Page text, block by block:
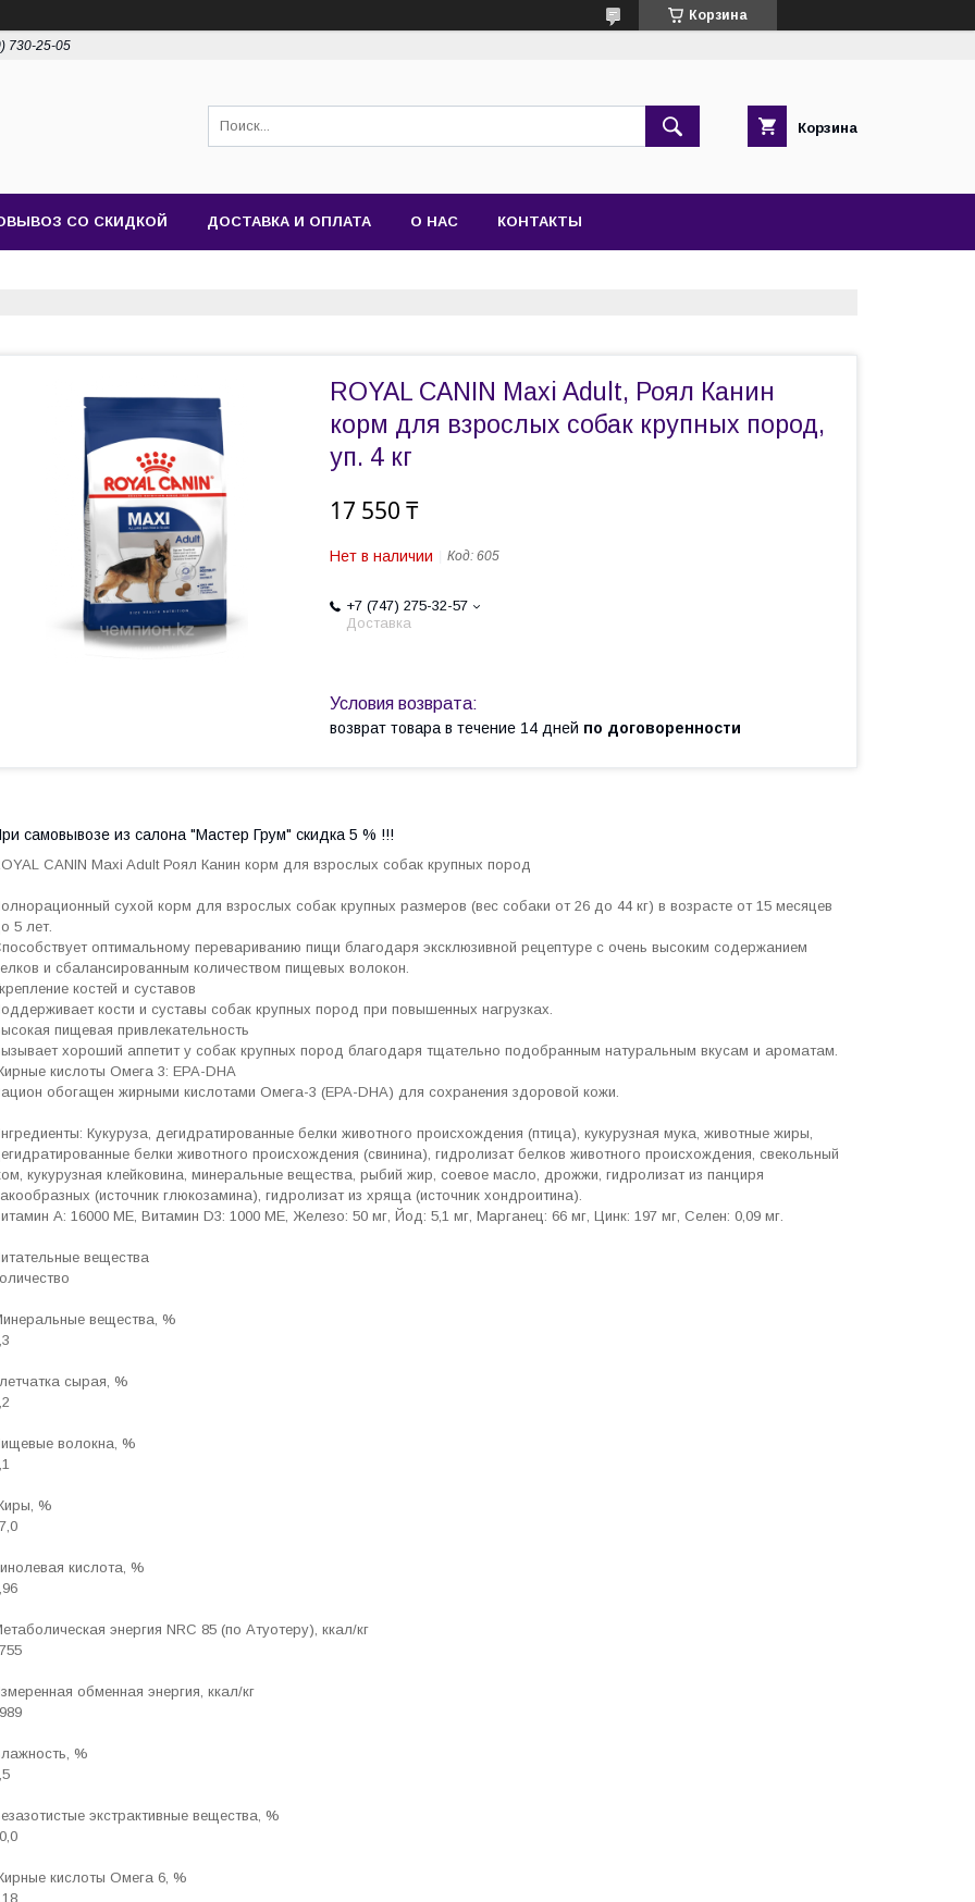
Корзина
730-25-05
Корзина
СО СКИДКОЙ ДОСТАВКА И ОПЛАТА О НАС КОНТАКТЫ
ROYAL CANIN Maxi Adult, Роял Канин
корм для взрослых собак крупных пород,
уп. 4 кг
17 550 ₸
Нет в наличии Код: 605
+7 (747) 275-32-57
Доставка
возврат товара в течение 14 дней по договоренности
самовывозе из салона "Мастер Грум" скидка 5 % !!!
CANIN Maxi Adult Роял Канин корм для взрослых собак крупных пород
сухой корм для взрослых собак крупных размеров (вес собаки от 26 до 44 кг) в возрасте от 15 месяцев
5 лет.
оптимальному перевариванию пищи благодаря эксклюзивной рецептуре с очень высоким содержанием
и сбалансированным количеством пищевых волокон.
костей и суставов
кости и суставы собак крупных пород при повышенных нагрузках.
пищевая привлекательность
хороший аппетит у собак крупных пород благодаря тщательно подобранным натуральным вкусам и ароматам.
кислоты Омега 3: EPA-DHA
обогащен жирными кислотами Омега-3 (EPA-DHA) для сохранения здоровой кожи.
Кукуруза, дегидратированные белки животного происхождения (птица), кукурузная мука, животные жиры,
белки животного происхождения (свинина), гидролизат белков животного происхождения, свекольный
кукурузная клейковина, минеральные вещества, рыбий жир, соевое масло, дрожжи, гидролизат из панциря
(источник глюкозамина), гидролизат из хряща (источник хондроитина).
A: 16000 ME, Витамин D3: 1000 ME, Железо: 50 мг, Йод: 5,1 мг, Марганец: 66 мг, Цинк: 197 мг, Ceлeн: 0,09 мг.
вещества
вещества, %
сырая, %
волокна, %
%
кислота, %
энергия NRC 85 (по Атуотеру), ккал/кг
обменная энергия, ккал/кг
%
экстрактивные вещества, %
кислоты Омега 6, %